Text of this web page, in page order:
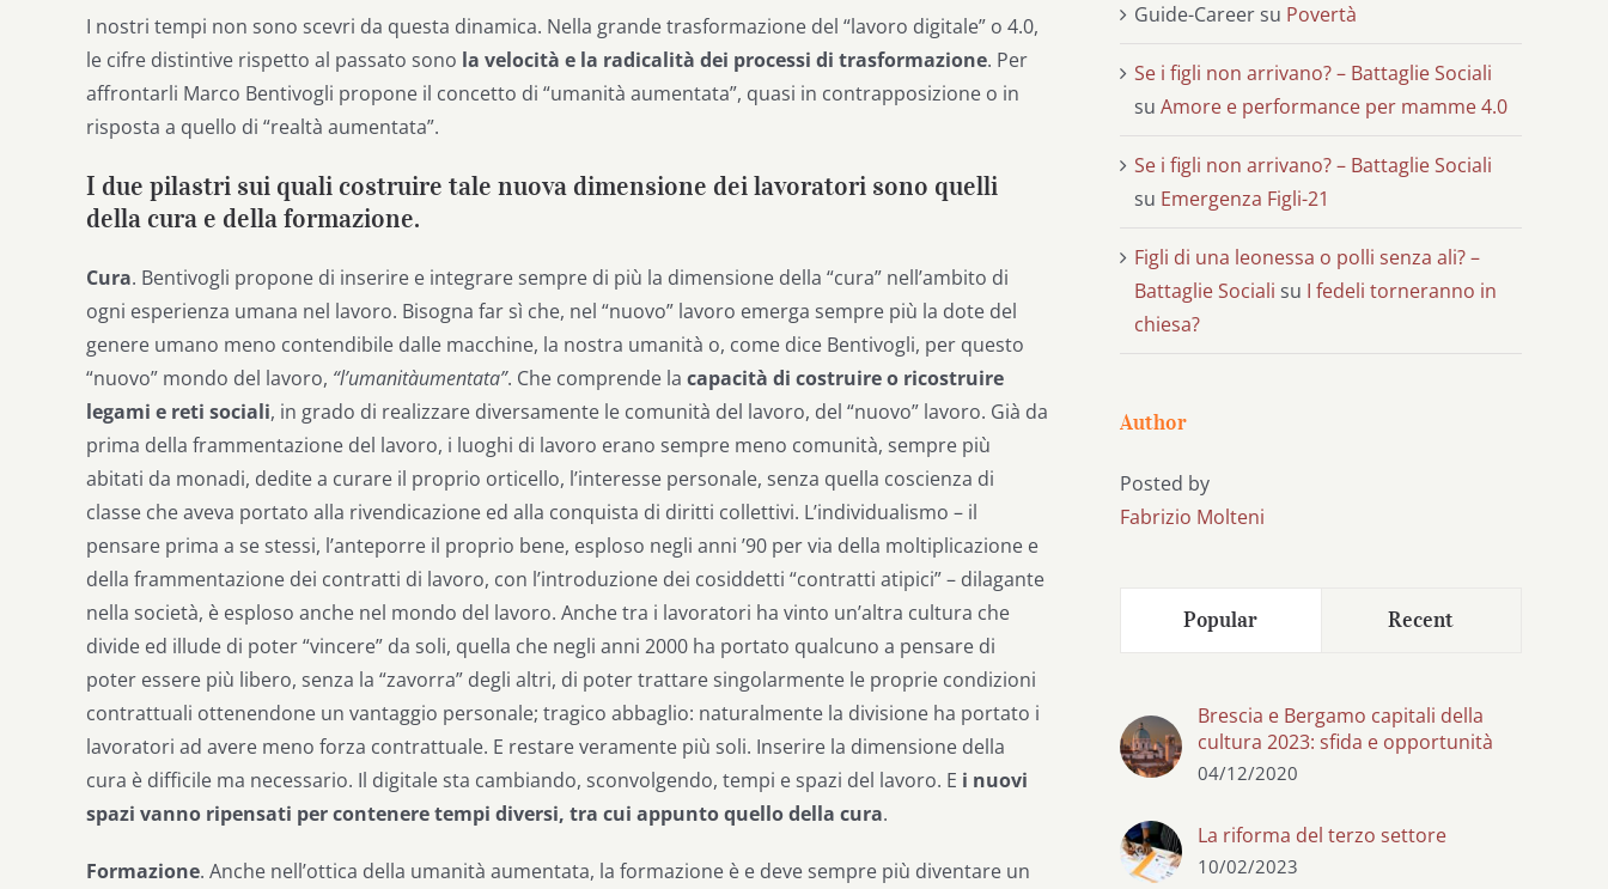
I nostri tempi non sono scevri da questa dinamica. Nella grande trasformazione del “lavoro digitale” o 4.0,
le cifre distintive rispetto al passato sono la velocità e la radicalità dei processi di trasformazione. Per
affrontarli Marco Bentivogli propone il concetto di “umanità aumentata”, quasi in contrapposizione o in
risposta a quello di “realtà aumentata”.
I due pilastri sui quali costruire tale nuova dimensione dei lavoratori sono quelli
della cura e della formazione.
Cura. Bentivogli propone di inserire e integrare sempre di più la dimensione della “cura” nell’ambito di
ogni esperienza umana nel lavoro. Bisogna far sì che, nel “nuovo” lavoro emerga sempre più la dote del
genere umano meno contendibile dalle macchine, la nostra umanità o, come dice Bentivogli, per questo
“nuovo” mondo del lavoro, “l’umanitàumentata”. Che comprende la capacità di costruire o ricostruire
legami e reti sociali, in grado di realizzare diversamente le comunità del lavoro, del “nuovo” lavoro. Già da
prima della frammentazione del lavoro, i luoghi di lavoro erano sempre meno comunità, sempre più
abitati da monadi, dedite a curare il proprio orticello, l’interesse personale, senza quella coscienza di
classe che aveva portato alla rivendicazione ed alla conquista di diritti collettivi. L’individualismo – il
pensare prima a se stessi, l’anteporre il proprio bene, esploso negli anni ’90 per via della moltiplicazione e
della frammentazione dei contratti di lavoro, con l’introduzione dei cosiddetti “contratti atipici” – dilagante
nella società, è esploso anche nel mondo del lavoro. Anche tra i lavoratori ha vinto un’altra cultura che
divide ed illude di poter “vincere” da soli, quella che negli anni 2000 ha portato qualcuno a pensare di
poter essere più libero, senza la “zavorra” degli altri, di poter trattare singolarmente le proprie condizioni
contrattuali ottenendone un vantaggio personale; tragico abbaglio: naturalmente la divisione ha portato i
lavoratori ad avere meno forza contrattuale. E restare veramente più soli. Inserire la dimensione della
cura è difficile ma necessario. Il digitale sta cambiando, sconvolgendo, tempi e spazi del lavoro. E i nuovi
spazi vanno ripensati per contenere tempi diversi, tra cui appunto quello della cura.
Formazione. Anche nell’ottica della umanità aumentata, la formazione è e deve sempre più diventare un
Guide-Career su Povertà
Se i figli non arrivano? – Battaglie Sociali
su Amore e performance per mamme 4.0
Se i figli non arrivano? – Battaglie Sociali
su Emergenza Figli-21
Figli di una leonessa o polli senza ali? –
Battaglie Sociali su I fedeli torneranno in
chiesa?
Author
Posted by
Fabrizio Molteni
Popular Recent
Brescia e Bergamo capitali della
cultura 2023: sfida e opportunità
04/12/2020
La riforma del terzo settore
10/02/2023